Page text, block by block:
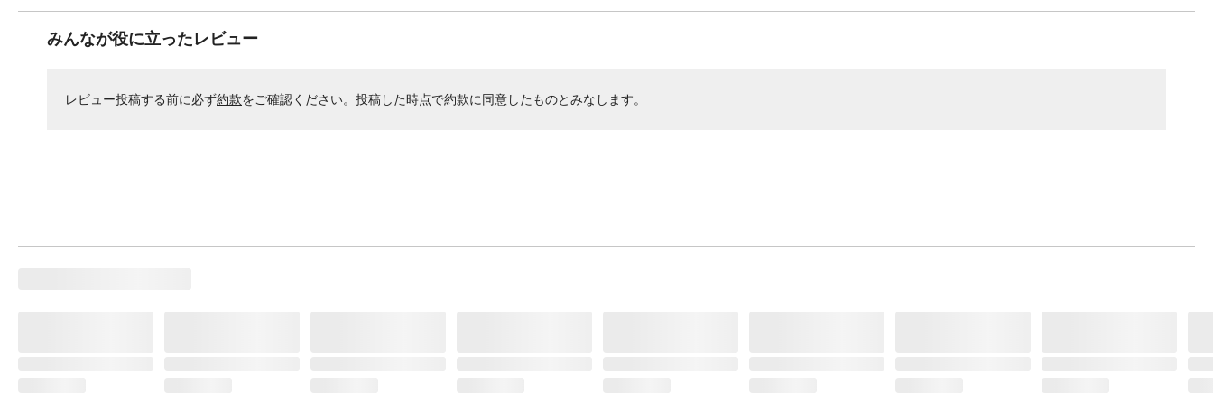
みんなが役に立ったレビュー
レビュー投稿する前に必ず約款をご確認ください。投稿した時点で約款に同意したものとみなします。